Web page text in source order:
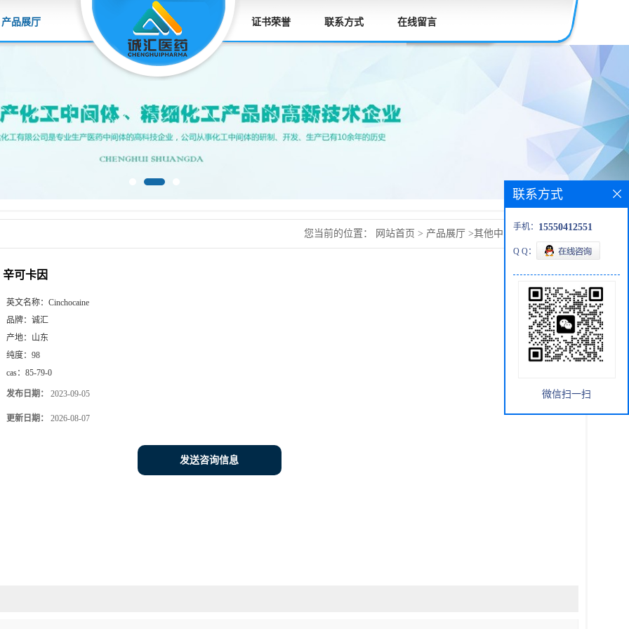
产品展厅 证书荣誉 联系方式 在线留言
您当前的位置： 网站首页 > 产品展厅 >其他中间体 > 辛可卡因
辛可卡因
英文名称： Cinchocaine
品牌： 诚汇
产地： 山东
纯度： 98
cas： 85-79-0
发布日期： 2023-09-05
更新日期： 2026-08-07
发送咨询信息
联系方式
手机： 15550412551
Q Q：
微信扫一扫